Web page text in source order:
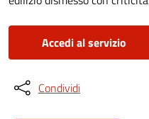
Accedi al servizio
Condividi